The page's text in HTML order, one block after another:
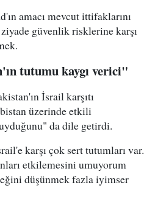
amacı mevcut ittifaklarını
güvenlik risklerine karşı
tutumu kaygı verici"
İsrail karşıtı
üzerinde etkili
da dile getirdi.
karşı çok sert tutumları var.
etkilemesini umuyorum
düşünmek fazla iyimser